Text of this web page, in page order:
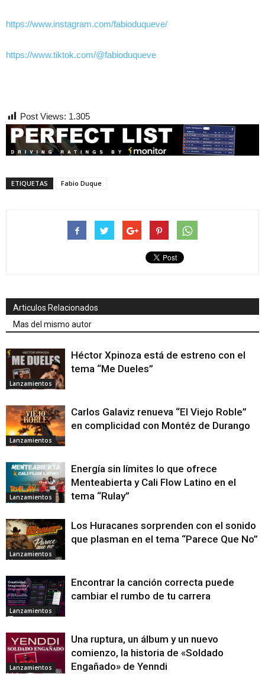
https://www.instagram.com/fabioduqueve/
https://www.tiktok.com/@fabioduqueve
Post Views: 1.305
ETIQUETAS Fabio Duque
Articulos Relacionados
Mas del mismo autor
Lanzamientos
Héctor Xpinoza está de estreno con el
tema “Me Dueles”
Lanzamientos
Carlos Galaviz renueva “El Viejo Roble”
en complicidad con Montéz de Durango
Lanzamientos
Energía sin límites lo que ofrece
Menteabierta y Cali Flow Latino en el
tema “Rulay”
Lanzamientos
Los Huracanes sorprenden con el sonido
que plasman en el tema “Parece Que No”
Lanzamientos
Encontrar la canción correcta puede
cambiar el rumbo de tu carrera
Lanzamientos
Una ruptura, un álbum y un nuevo
comienzo, la historia de «Soldado
Engañado» de Yenndi